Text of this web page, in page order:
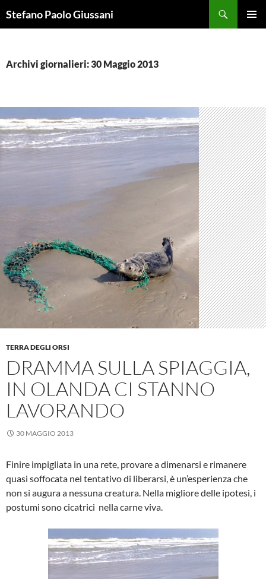
alStefano Paolo Giussani
Archivi giornalieri: 30 Maggio 2013
TERRA DEGLI ORSI
DRAMMA SULLA SPIAGGIA,
IN OLANDA CI STANNO
LAVORANDO
30 MAGGIO 2013
Finire impigliata in una rete, provare a dimenarsi e rimanere
quasi soffocata nel tentativo di liberarsi, è un’esperienza che
non si augura a nessuna creatura. Nella migliore delle ipotesi, i
postumi sono cicatrici nella carne viva.